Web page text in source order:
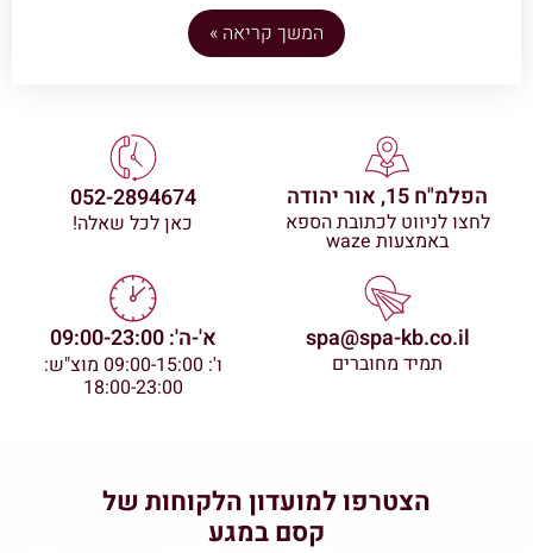
המשך קריאה »
הפלמ"ח 15, אור יהודה
לחצו לניווט לכתובת הספא
באמצעות waze
052-2894674
כאן לכל שאלה!
spa@spa-kb.co.il
תמיד מחוברים
א'-ה': 09:00-23:00
ו': 09:00-15:00 מוצ"ש:
18:00-23:00
הצטרפו למועדון הלקוחות של
קסם במגע